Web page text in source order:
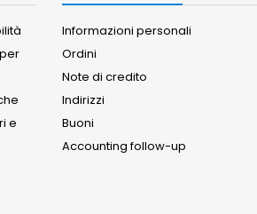
e
Informazioni personali
Ordini
Note di credito
Indirizzi
Buoni
Accounting follow-up